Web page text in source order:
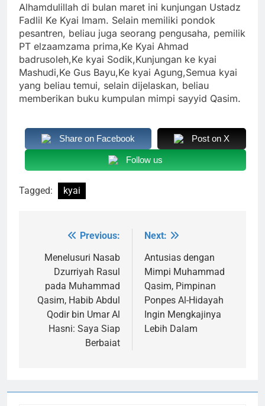
Alhamdulillah di bulan maret ini kunjungan Ustadz
Fadlil Ke Kyai Imam. Selain memiliki pondok
pesantren, beliau juga seorang pengusaha, pemilik
PT elzaamzama prima,Ke Kyai Ahmad
badrusoleh,Ke kyai Sodik,Kunjungan ke kyai
Mashudi,Ke Gus Bayu,Ke kyai Agung,Semua kyai
yang beliau temui, selain dijelaskan, beliau
memberikan buku kumpulan mimpi sayyid Qasim.
Share on Facebook Post on X
Follow us
Tagged: kyai
Navigasi
pos
Previous:
Menelusuri Nasab
Dzurriyah Rasul
pada Muhammad
Qasim, Habib Abdul
Qodir bin Umar Al
Hasni: Saya Siap
Berbaiat
Next:
Antusias dengan
Mimpi Muhammad
Qasim, Pimpinan
Ponpes Al-Hidayah
Ingin Mengkajinya
Lebih Dalam